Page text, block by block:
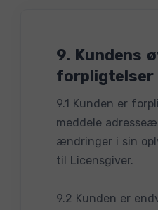
9. Kundens
forpligtelser
9.1 Kunden er
meddele
ændringer i sin
til Licensgiver.
9.2 Kunden er